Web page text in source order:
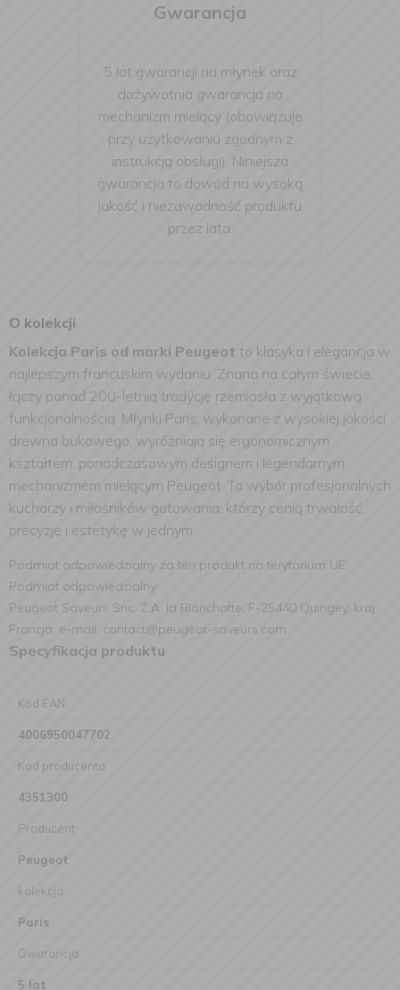
Gwarancja
5 lat gwarancji na młynek oraz
dożywotnia gwarancja na
mechanizm mielący (obowiązuje
przy użytkowaniu zgodnym z
instrukcją obsługi). Niniejsza
gwarancja to dowód na wysoką
jakość i niezawodność produktu
przez lata.
O kolekcji
Kolekcja Paris od marki Peugeot to klasyka i elegancja w
najlepszym francuskim wydaniu. Znana na całym świecie,
łączy ponad 200-letnią tradycję rzemiosła z wyjątkową
funkcjonalnością. Młynki Paris, wykonane z wysokiej jakości
drewna bukowego, wyróżniają się ergonomicznym
kształtem, ponadczasowym designem i legendarnym
mechanizmem mielącym Peugeot. To wybór profesjonalnych
kucharzy i miłośników gotowania, którzy cenią trwałość,
precyzję i estetykę w jednym
Podmiot odpowiedzialny za ten produkt na terytorium UE:
Podmiot odpowiedzialny:
Peugeot Saveurs Snc, Z.A. la Blanchotte, F-25440 Quingey, kraj:
Francja, e-mail: contact@peugeot-saveurs.com
Specyfikacja produktu
Kod EAN
4006950047702
Kod producenta
4351300
Producent
Peugeot
kolekcja
Paris
Gwarancja
5 lat